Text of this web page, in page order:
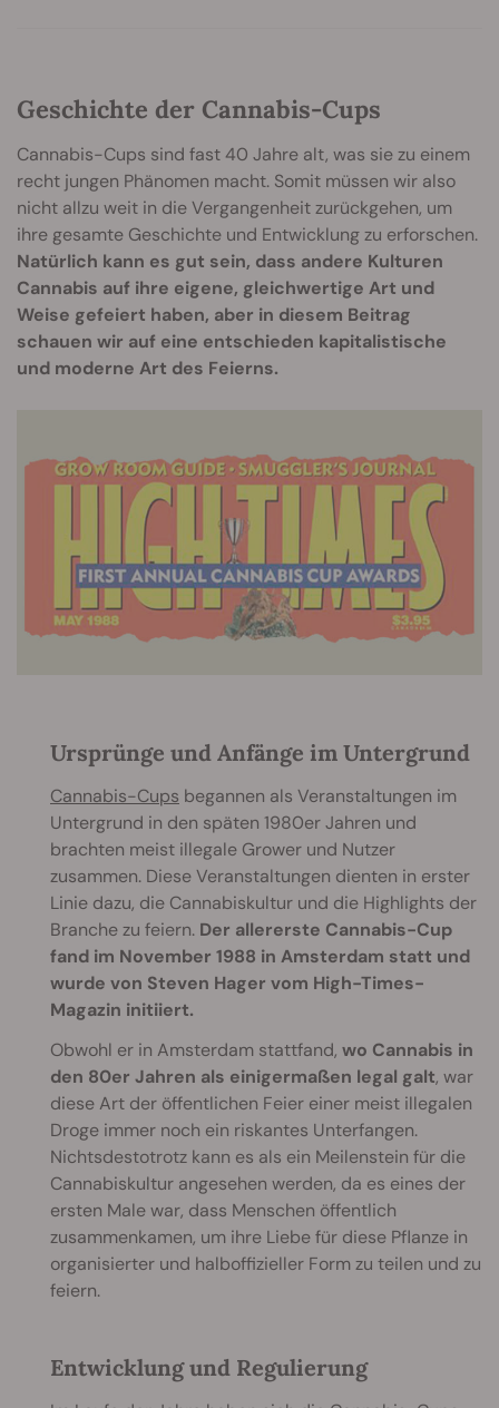
Geschichte der Cannabis-Cups
Cannabis-Cups sind fast 40 Jahre alt, was sie zu einem
recht jungen Phänomen macht. Somit müssen wir also
nicht allzu weit in die Vergangenheit zurückgehen, um
ihre gesamte Geschichte und Entwicklung zu erforschen.
Natürlich kann es gut sein, dass andere Kulturen
Cannabis auf ihre eigene, gleichwertige Art und
Weise gefeiert haben, aber in diesem Beitrag
schauen wir auf eine entschieden kapitalistische
und moderne Art des Feierns.
Ursprünge und Anfänge im Untergrund
Cannabis-Cups begannen als Veranstaltungen im
Untergrund in den späten 1980er Jahren und
brachten meist illegale Grower und Nutzer
zusammen. Diese Veranstaltungen dienten in erster
Linie dazu, die Cannabiskultur und die Highlights der
Branche zu feiern. Der allererste Cannabis-Cup
fand im November 1988 in Amsterdam statt und
wurde von Steven Hager vom High-Times-
Magazin initiiert.
Obwohl er in Amsterdam stattfand, wo Cannabis in
den 80er Jahren als einigermaßen legal galt, war
diese Art der öffentlichen Feier einer meist illegalen
Droge immer noch ein riskantes Unterfangen.
Nichtsdestotrotz kann es als ein Meilenstein für die
Cannabiskultur angesehen werden, da es eines der
ersten Male war, dass Menschen öffentlich
zusammenkamen, um ihre Liebe für diese Pflanze in
organisierter und halboffizieller Form zu teilen und zu
feiern.
Entwicklung und Regulierung